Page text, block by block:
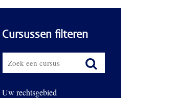
Cursussen filteren
Uw rechtsgebied